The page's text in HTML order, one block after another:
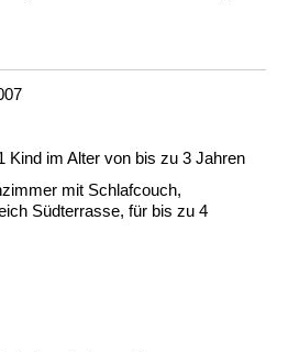
Kind im Alter von bis zu 3 Jahren
mit Schlafcouch,
Südterrasse, für bis zu 4